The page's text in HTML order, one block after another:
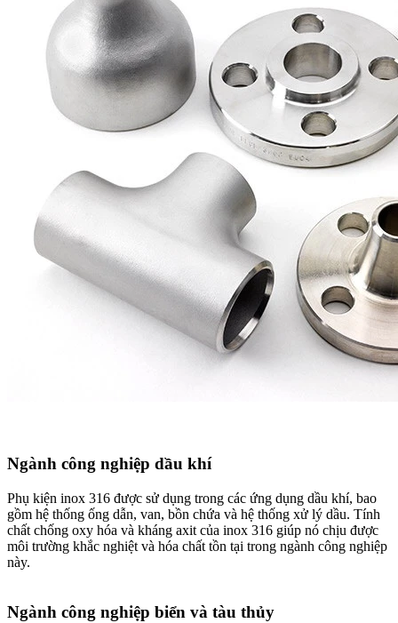
Ngành công nghiệp dầu khí
Phụ kiện inox 316 được sử dụng trong các ứng dụng dầu khí, bao
gồm hệ thống ống dẫn, van, bồn chứa và hệ thống xử lý dầu. Tính
chất chống oxy hóa và kháng axit của inox 316 giúp nó chịu được
môi trường khắc nghiệt và hóa chất tồn tại trong ngành công nghiệp
này.
Ngành công nghiệp biển và tàu thủy